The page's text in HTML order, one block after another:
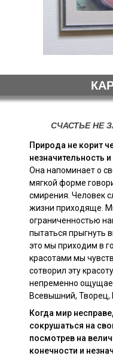
СЧАСТЬЕ НЕ
Природа не корит
незначительность
Она напоминает о
мягкой форме
смирения. Человек
жизни приходяще.
ограниченностью
пытаться прыгнуть
это мы приходим в
красотами мы
сотворил эту
непременно
Всевышний, Творец,
Когда мир
сокрушаться на
посмотрев на
конечности и